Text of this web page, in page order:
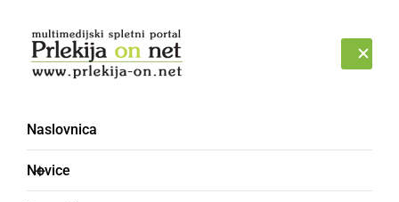
Naslovnica
Novice
reševalni tabor